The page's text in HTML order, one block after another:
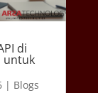
di
untuk
| Blogs